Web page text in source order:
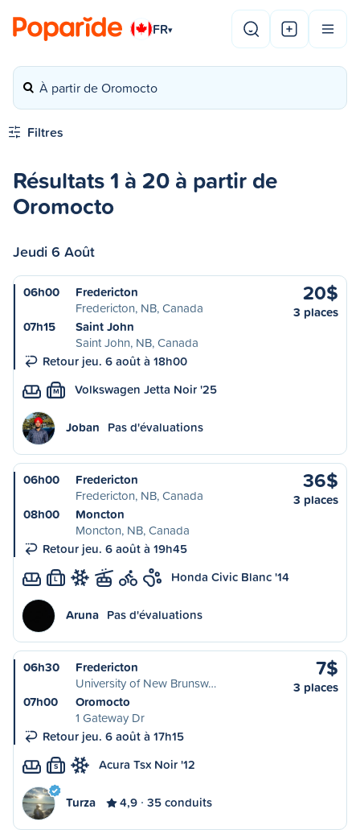
FR▾
À partir de Oromocto
Filtres
Résultats 1 à 20 à partir de
Oromocto
Jeudi 6 Août
06h00
Fredericton
Fredericton, NB, Canada
07h15
Saint John
Saint John, NB, Canada
Retour jeu. 6 août à 18h00
20$
3 places
M Volkswagen Jetta Noir '25
Joban Pas d'évaluations
06h00
Fredericton
Fredericton, NB, Canada
08h00
Moncton
Moncton, NB, Canada
Retour jeu. 6 août à 19h45
36$
3 places
L Honda Civic Blanc '14
Aruna Pas d'évaluations
06h30
Fredericton
University of New Brunsw…
07h00
Oromocto
1 Gateway Dr
Retour jeu. 6 août à 17h15
7$
3 places
S Acura Tsx Noir '12
Turza 4,9 35 conduits